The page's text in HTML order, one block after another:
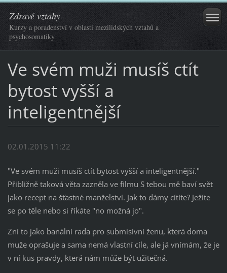
Zdravé vztahy
Kurzy a poradenství v oblasti mezilidských vztahů a
psychosomatiky
Ve svém muži musíš ctít
bytost vyšší a
inteligentnější
02.01.2015 11:22
"Ve svém muži musíš ctít bytost vyšší a inteligentnější."
Přibližně taková věta zazněla ve filmu S tebou mě baví svět
jako recept na šťastné manželství. Jak to dámy cítíte? Ježíte
se po těle nebo si říkáte "no možná jo".
Zní to jako banální rada pro submisivní ženu, která doma
muže oprašuje a sama nemá vlastní cíle, ale já vnímám, že je
v ní kus pravdy, která nám může být užitečná.